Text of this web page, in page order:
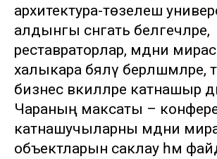
архитектура-төзелеш
алдынгы сәнгать белгечләре,
реставраторлар, мәдәни
халыкара бәяләү берләшмәләре,
бизнес вәкилләре катнашыр
Чараның максаты –
катнашучыларны мәдәни
объектларын саклау һәм